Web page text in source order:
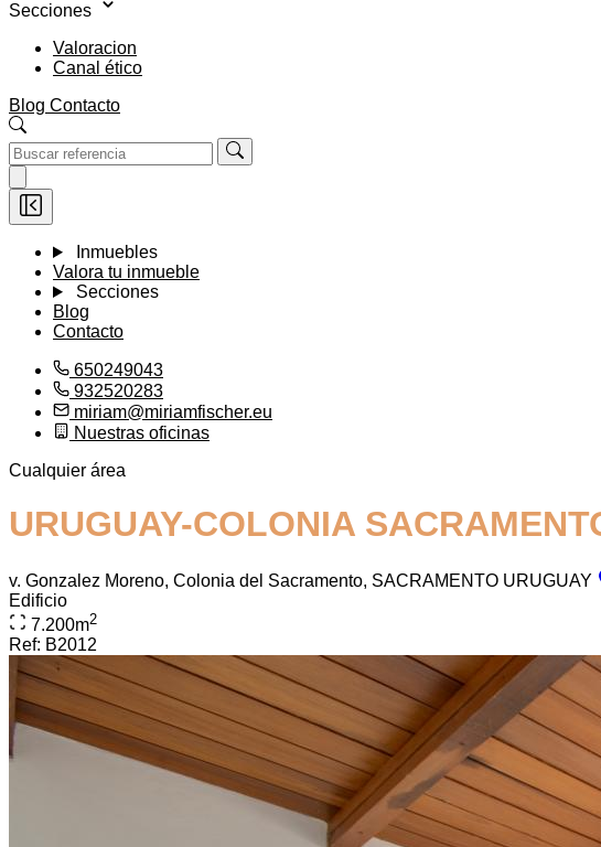
Secciones
Valoracion
Canal ético
Blog Contacto
Inmuebles
Valora tu inmueble
Secciones
Blog
Contacto
650249043
932520283
miriam@miriamfischer.eu
Nuestras oficinas
Cualquier área
URUGUAY-COLONIA
v. Gonzalez Moreno, Colonia del Sacramento, SACRAMENTO URUGUAY
Edificio
7.200m2
Ref: B2012